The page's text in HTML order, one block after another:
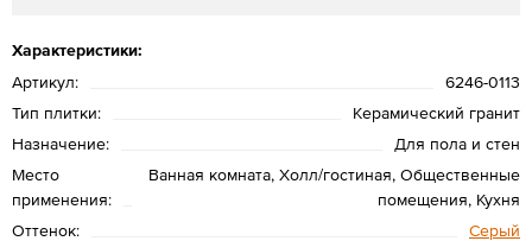
Характеристики:
Артикул:
6246-0113
Тип плитки:
Керамический гранит
Назначение:
Для пола и стен
Место
применения:
Ванная комната, Холл/гостиная, Общественные
помещения, Кухня
Оттенок:
Серый